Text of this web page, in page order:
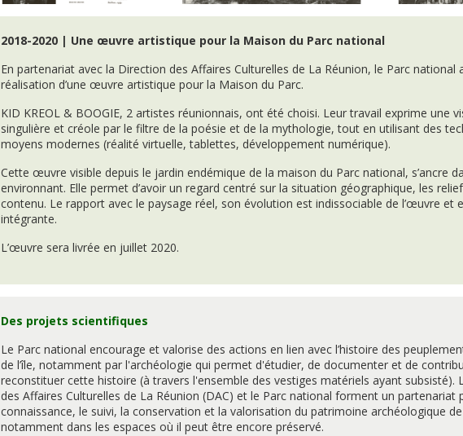
2018-2020 | Une œuvre artistique pour la Maison du Parc national
En partenariat avec la Direction des Affaires Culturelles de La Réunion, le Parc national
réalisation d’une œuvre artistique pour la Maison du Parc.
KID KREOL & BOOGIE, 2 artistes réunionnais, ont été choisi. Leur travail exprime une
singulière et créole par le filtre de la poésie et de la mythologie, tout en utilisant des
moyens modernes (réalité virtuelle, tablettes, développement numérique).
Cette œuvre visible depuis le jardin endémique de la maison du Parc national, s’ancre
environnant. Elle permet d’avoir un regard centré sur la situation géographique, les
contenu. Le rapport avec le paysage réel, son évolution est indissociable de l’œuvre et
intégrante.
L’œuvre sera livrée en juillet 2020.
Des projets scientifiques
Le Parc national encourage et valorise des actions en lien avec l’histoire des
de l’île, notamment par l'archéologie qui permet d'étudier, de documenter et de
reconstituer cette histoire (à travers l'ensemble des vestiges matériels ayant subsisté).
des Affaires Culturelles de La Réunion (DAC) et le Parc national forment un partenariat
connaissance, le suivi, la conservation et la valorisation du patrimoine archéologique de
notamment dans les espaces où il peut être encore préservé.